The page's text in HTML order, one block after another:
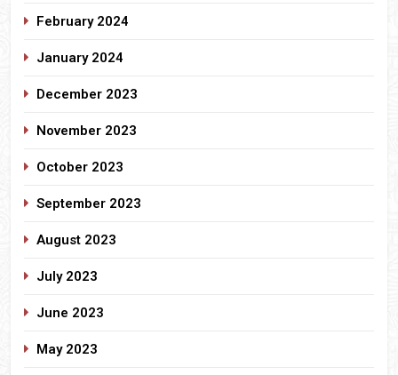
February 2024
January 2024
December 2023
November 2023
October 2023
September 2023
August 2023
July 2023
June 2023
May 2023